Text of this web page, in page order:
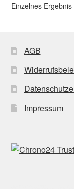
Einzelnes
AGB
Impressum